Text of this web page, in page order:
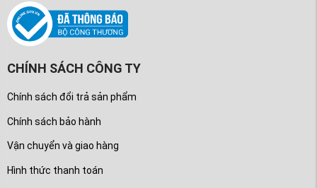
CHÍNH SÁCH CÔNG TY
Chính sách đổi trả sản phẩm
Chính sách bảo hành
Vận chuyển và giao hàng
Hình thức thanh toán